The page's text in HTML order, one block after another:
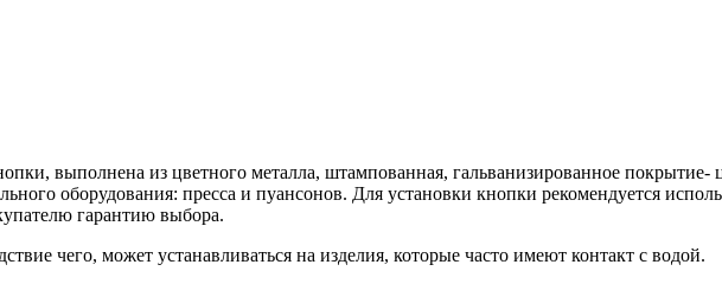
выполнена из цветного металла, штампованная, гальванизированное
оборудования: пресса и пуансонов. Для установки кнопки рекомендуется
гарантию выбора.
чего, может устанавливаться на изделия, которые часто имеют контакт с водой.